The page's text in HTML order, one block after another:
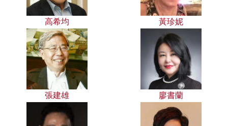
高希均 黃珍妮
張建雄 廖書蘭